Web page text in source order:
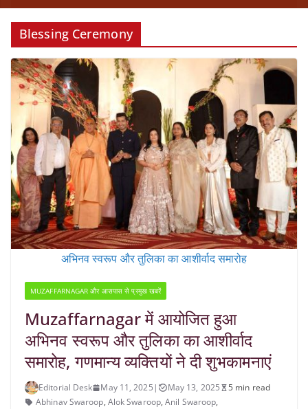
Blessing Ceremony
अभिनव स्वरूप और तुलिका का आशीर्वाद समारोह
MUZAFFARNAGAR और आसपास से प्रमुख खबरें
Muzaffarnagar में आयोजित हुआ
अभिनव स्वरूप और तुलिका का आशीर्वाद
समारोह, गणमान्य व्यक्तियों ने दी शुभकामनाएं
Editorial Desk May 11, 2025 | May 13, 2025
5 min read
Abhinav Swaroop, Alok Swaroop,Anil Swaroop,